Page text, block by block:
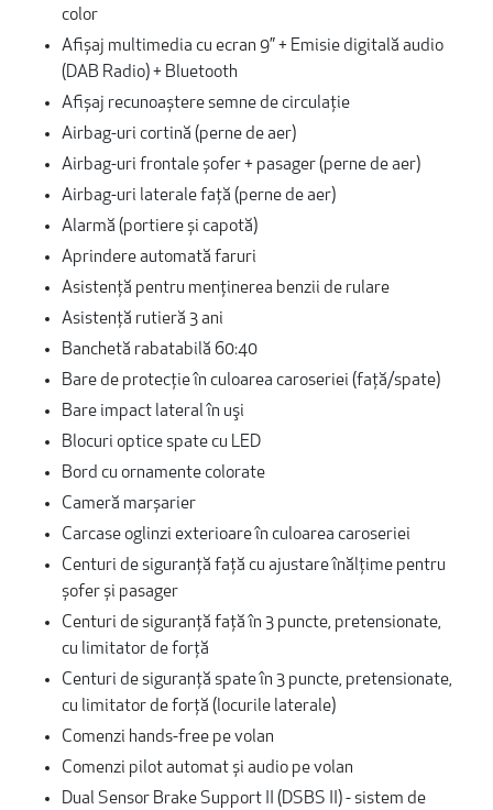
color
Afișaj multimedia cu ecran 9” + Emisie digitală audio
(DAB Radio) + Bluetooth
Afișaj recunoaștere semne de circulație
Airbag-uri cortină (perne de aer)
Airbag-uri frontale șofer + pasager (perne de aer)
Airbag-uri laterale față (perne de aer)
Alarmă (portiere și capotă)
Aprindere automată faruri
Asistență pentru menținerea benzii de rulare
Asistență rutieră 3 ani
Banchetă rabatabilă 60:40
Bare de protecţie în culoarea caroseriei (faţă/spate)
Bare impact lateral în uşi
Blocuri optice spate cu LED
Bord cu ornamente colorate
Cameră marșarier
Carcase oglinzi exterioare în culoarea caroseriei
Centuri de siguranță față cu ajustare înălțime pentru
șofer și pasager
Centuri de siguranță față în 3 puncte, pretensionate,
cu limitator de forță
Centuri de siguranță spate în 3 puncte, pretensionate,
cu limitator de forță (locurile laterale)
Comenzi hands-free pe volan
Comenzi pilot automat și audio pe volan
Dual Sensor Brake Support II (DSBS II) - sistem de